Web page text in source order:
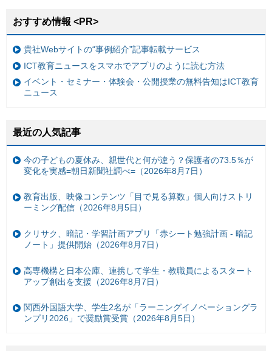
おすすめ情報 <PR>
貴社Webサイトの“事例紹介”記事転載サービス
ICT教育ニュースをスマホでアプリのように読む方法
イベント・セミナー・体験会・公開授業の無料告知はICT教育
ニュース
最近の人気記事
今の子どもの夏休み、親世代と何が違う？保護者の73.5％が
変化を実感=朝日新聞社調べ=（2026年8月7日）
教育出版、映像コンテンツ「目で見る算数」個人向けストリ
ーミング配信（2026年8月5日）
クリサク、暗記・学習計画アプリ「赤シート勉強計画 - 暗記
ノート」提供開始（2026年8月7日）
高専機構と日本公庫、連携して学生・教職員によるスタート
アップ創出を支援（2026年8月7日）
関西外国語大学、学生2名が「ラーニングイノベーショングラ
ンプリ2026」で奨励賞受賞（2026年8月5日）